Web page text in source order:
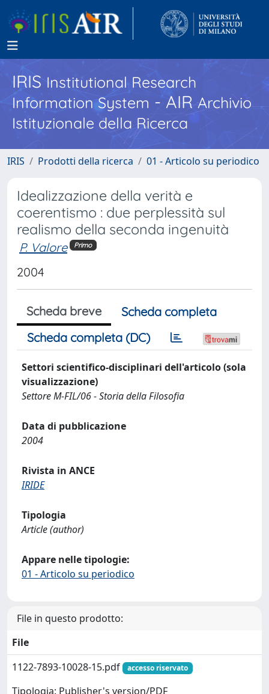
IRISInstitutional Research
Information System - AIR Archivio
Istituzionale della Ricerca
IRIS Prodotti della ricerca 01 - Articolo su periodico
Idealizzazione della verità e
coerentismo : due perplessità sul
realismo della seconda ingenuità
P. Valore Primo
2004
Scheda breve
Scheda completa
Scheda completa (DC)
Settori scientifico-disciplinari dell'articolo (sola
visualizzazione)
Settore M-FIL/06 - Storia della Filosofia
Data di pubblicazione
2004
Rivista in ANCE
IRIDE
Tipologia
Article (author)
Appare nelle tipologie:
01 - Articolo su periodico
File in questo prodotto:
File
1122-7893-10028-15.pdf
accesso riservato
Tipologia: Publisher's version/PDF